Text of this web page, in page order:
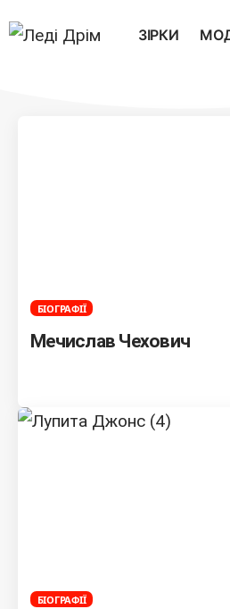
ЗІРКИ
БІОГРАФІЇ
Мечислав Чехович
БІОГРАФІЇ